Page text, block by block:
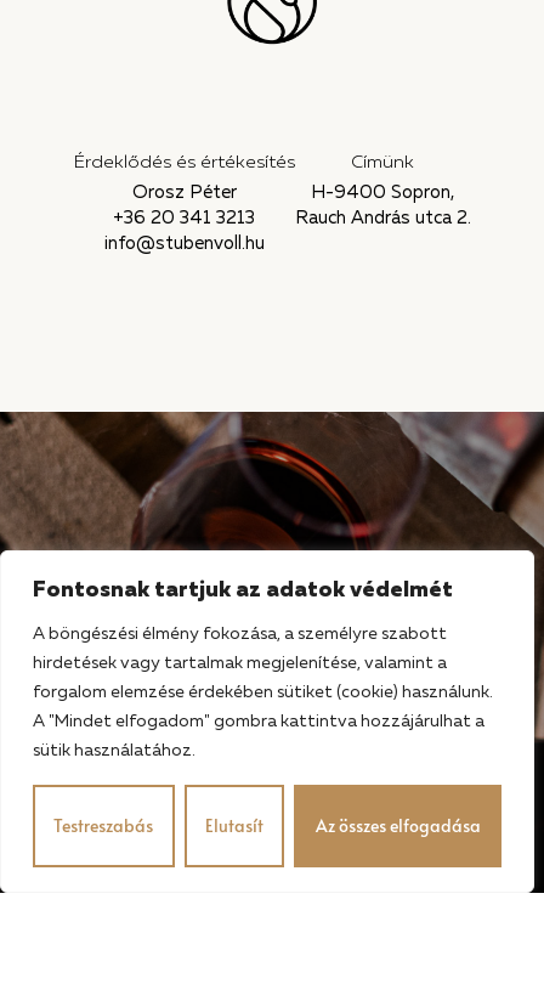
Fontosnak tartjuk az adatok védelmét
A böngészési élmény fokozása, a személyre szabott
hirdetések vagy tartalmak megjelenítése, valamint a
forgalom elemzése érdekében sütiket (cookie) használunk.
A "Mindet elfogadom" gombra kattintva hozzájárulhat a
sütik használatához.
Testreszabás Elutasít Az összes elfogadása
Érdeklődés és értékesítés
Orosz Péter
+36 20 341 3213
info@stubenvoll.hu
Címünk
H-9400 Sopron,
Rauch András utca 2.